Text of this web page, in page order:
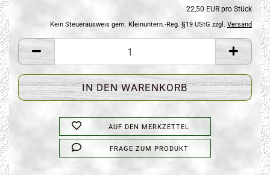
22,50 EUR pro Stück
Kein Steuerausweis gem. Kleinuntern.-Reg. §19 UStG zzgl. Versand
AUF DEN MERKZETTEL
FRAGE ZUM PRODUKT